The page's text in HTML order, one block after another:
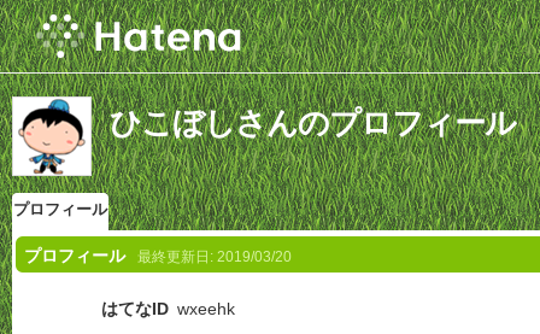
ひこぼしさんのプロフィール
プロフィール
プロフィール 最終更新日: 2019/03/20
はてなID wxeehk